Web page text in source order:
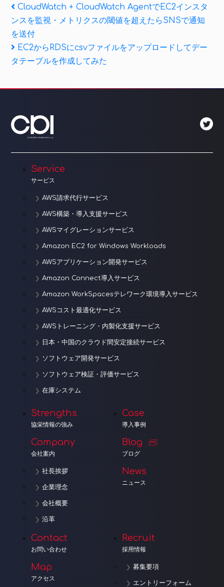
投
稿
ナ
ビ
ゲ
シ
ョ
Previous
Post
CloudWatch + CloudWatch AgentでEC2インスタ
ンスを監視・メトリクスの閾値を超えたらSNSで通知
を送付
Next
Post
EC2からRDSにcsvファイルをアップロードしてデー
タテーブルを作成してみた
Service
サービス
AWS請求代行サービス
AWS構築・導入支援サービス
AWSマイグレーションサービス
Amazon EC2 for Windows Workloads
AWSアプリケーション開発サービス
Amazon Connect導入サービス
Amazon WorkSpacesテレワーク環境導入サービス
AWSコスト最適化サービス
AWSトレーニング・内製化支援サービス
日本・中国のクラウド間安定接続サービス
ソフトウェア開発サービス
ソフトウェア検証・評価サービス
在庫システム
Strengths
協栄情報の強み
Company
会社案内
社長挨拶
企業理念
会社概要
沿革
Case
導入事例
Blog
ブログ
News
ニュース
Contact
お問い合わせ
Map
アクセス
Recruit
採用情報
募集要項
エントリーフォーム